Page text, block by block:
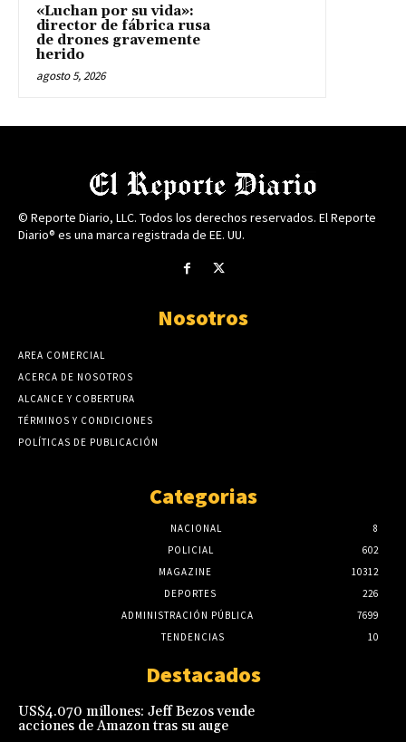
«Luchan por su vida»:
director de fábrica rusa
de drones gravemente
herido
agosto 5, 2026
© Reporte Diario, LLC. Todos los derechos reservados. El Reporte
Diario® es una marca registrada de EE. UU.
Nosotros
AREA COMERCIAL
ACERCA DE NOSOTROS
ALCANCE Y COBERTURA
TÉRMINOS Y CONDICIONES
POLÍTICAS DE PUBLICACIÓN
Categorias
NACIONAL
8
POLICIAL
602
MAGAZINE
10312
DEPORTES
226
ADMINISTRACIÓN PÚBLICA
7699
TENDENCIAS
10
Destacados
US$4.070 millones: Jeff Bezos vende
acciones de Amazon tras su auge